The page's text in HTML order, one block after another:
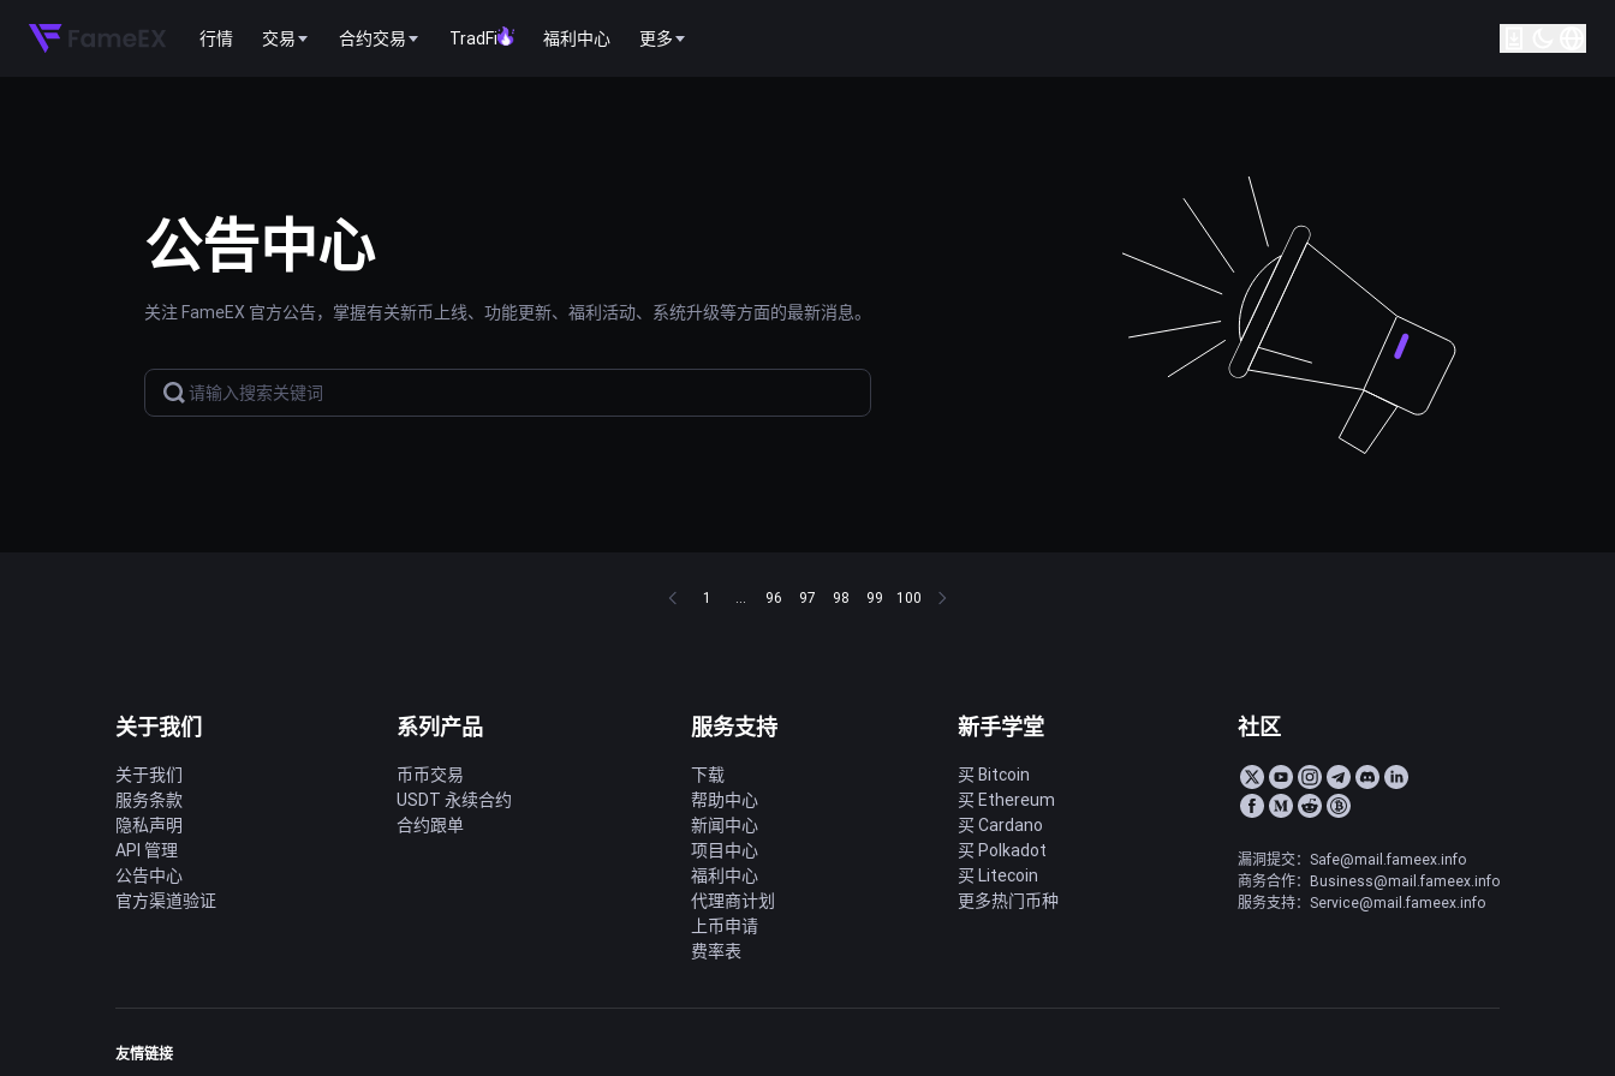
行情 交易 合约交易 TradFi 福利中心 更多
公告中心
关注 FameEX 官方公告，掌握有关新币上线、功能更新、福利活动、系统升级等方面的最新消息。
1 ... 96 97 98 99 100
关于我们
关于我们
服务条款
隐私声明
API 管理
公告中心
官方渠道验证
系列产品
币币交易
USDT 永续合约
合约跟单
服务支持
下载
帮助中心
新闻中心
项目中心
福利中心
代理商计划
上币申请
费率表
新手学堂
买 Bitcoin
买 Ethereum
买 Cardano
买 Polkadot
买 Litecoin
更多热门币种
社区
漏洞提交：Safe@mail.fameex.info
商务合作：Business@mail.fameex.info
服务支持：Service@mail.fameex.info
友情链接